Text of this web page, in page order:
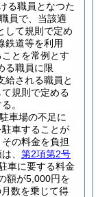
る職員となつた
員で、当該適
して規則で定め
鉄道等を利用
とを常例とす
る職員に限
給される職員と
規則で定める
。
車場の不足に
車することが
の料金を負担
、 第2項第2号
車に要する料金
額が5,000円を
数を乗じて得